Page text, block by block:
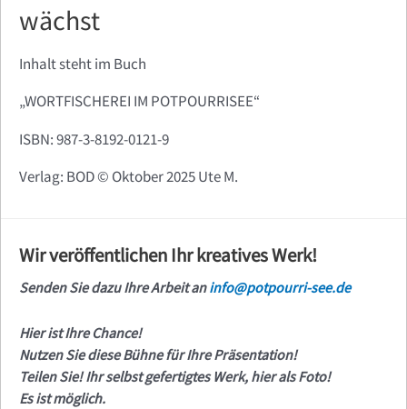
wächst
Inhalt steht im Buch
„WORTFISCHEREI IM POTPOURRISEE“
ISBN: 987-3-8192-0121-9
Verlag: BOD ©️ Oktober 2025 Ute M.
Wir veröffentlichen Ihr kreatives Werk!
Senden Sie dazu Ihre Arbeit aninfo@potpourri-see.de
Hier ist Ihre Chance!
Nutzen Sie diese Bühne für Ihre Präsentation!
Teilen Sie! Ihr selbst gefertigtes Werk, hier als Foto!
Es ist möglich.